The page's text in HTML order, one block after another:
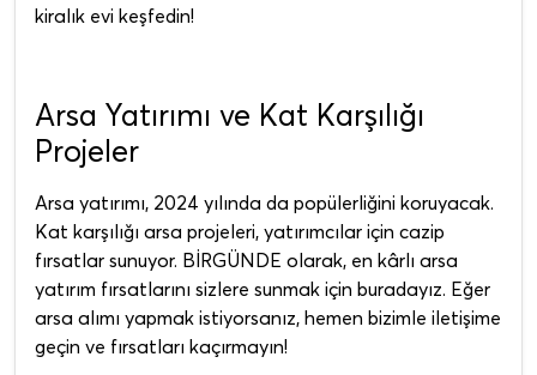
kiralık evi keşfedin!
Arsa Yatırımı ve Kat Karşılığı
Projeler
Arsa yatırımı, 2024 yılında da popülerliğini koruyacak.
Kat karşılığı arsa projeleri, yatırımcılar için cazip
fırsatlar sunuyor. BİRGÜNDE olarak, en kârlı arsa
yatırım fırsatlarını sizlere sunmak için buradayız. Eğer
arsa alımı yapmak istiyorsanız, hemen bizimle iletişime
geçin ve fırsatları kaçırmayın!